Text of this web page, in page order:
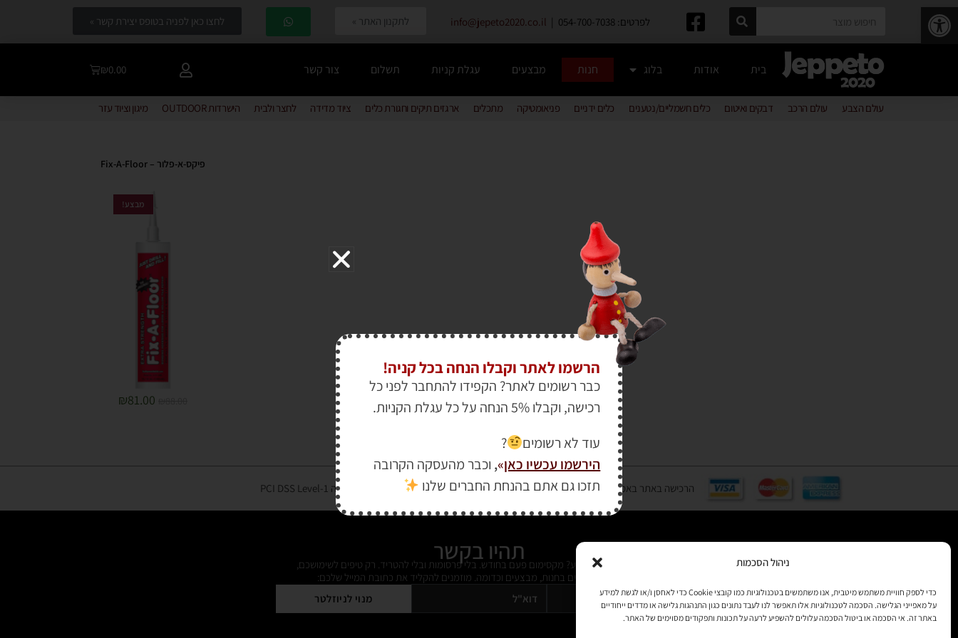
פתח סרגל נגישות
ניהול הסכמות
כדי לספק חוויית משתמש מיטבית, אנו משתמשים בטכנולוגיות כמו קובצי Cookie כדי לאחסן ו/או לגשת למידע
על מאפייני הגלישה. הסכמה לטכנולוגיות אלו תאפשר לנו לעבד נתונים כגון התנהגות גלישה או מדדים ייחודיים
באתר זה. אי הסכמה או ביטול הסכמה עלולים להשפיע לרעה על תכונות ותפקודים מסוימים של האתר.
לפרטים: 054-700-7038 | info@jepeto2020.co.il לתקנון האתר » לחצו כאן לפניה בטופס יצירת קשר »
בית אודות בלוג חנות מבצעים עגלת קניות תשלום צור קשר ₪0.00
עולם הצבע עולם הרכב דבקים ואיטום כלים חשמליים/נטענים כלים ידניים פניאומטיקה מתכלים ארגזים תיקים וחגורת כלים ציוד מדידה לחצר ולבית הישרדות OUTDOOR מיגון וציוד עזר
פיקס-א-פלור – Fix-A-Floor
מבצע!
₪81.00
הרכישה באתר באמצעות כרטיס אשראי מאובטחת במפתח הצפנה EV SSL והעומד בתקן אבטחה PCI DSS Level-1
תהיו בקשר
רוצים לקבל מידי פעם מידע? מקסימום פעם בחודש. בלי פרסומות ובלי להטריד. רק טיפים לשימושכם,
מידע על דברים חדשים בחנות, מבצעים וכדומה. מוזמנים להקליד את כתובת המייל שלכם:
מנוי לניוזלטר
הרשמו לאתר וקבלו הנחה בכל קניה!
כבר רשומים לאתר? הקפידו להתחבר לפני כל
רכישה, וקבלו 5% הנחה על כל עגלת הקניות.
עוד לא רשומים
?
הירשמו עכשיו כאן»
, וכבר מהעסקה הקרובה
תזכו גם אתם בהנחת החברים שלנו